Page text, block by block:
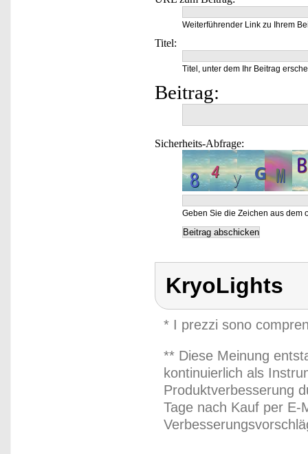
Weiterführender Link zu Ihrem
Titel:
Titel, unter dem Ihr Beitrag
Beitrag:
Sicherheits-Abfrage:
Geben Sie die Zeichen aus dem
KryoLights
* I prezzi sono
** Diese Meinung
kontinuierlich als
Produktverbesserung
Tage nach Kauf per E-